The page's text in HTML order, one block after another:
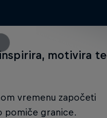
motivira te
vremenu započeti
pomiče granice.